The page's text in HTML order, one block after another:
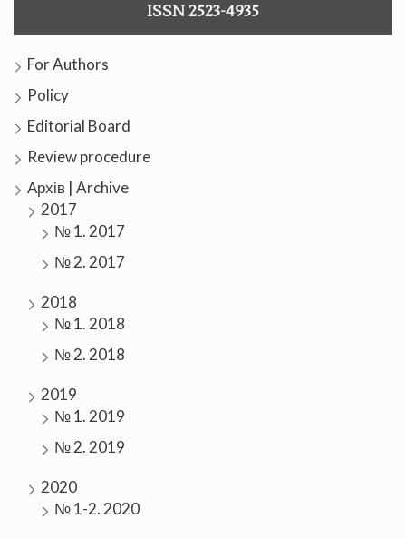
ISSN 2523-4935
For Authors
Policy
Editorial Board
Review procedure
Архів | Archive
2017
№ 1. 2017
№ 2. 2017
2018
№ 1. 2018
№ 2. 2018
2019
№ 1. 2019
№ 2. 2019
2020
№ 1-2. 2020